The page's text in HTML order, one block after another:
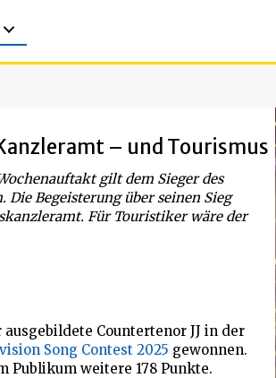
– und Tourismus
gilt dem Sieger des
Die Begeisterung über seinen Sieg
Für Touristiker wäre der
Countertenor JJ in der
Song Contest 2025 gewonnen.
Publikum weitere 178 Punkte.